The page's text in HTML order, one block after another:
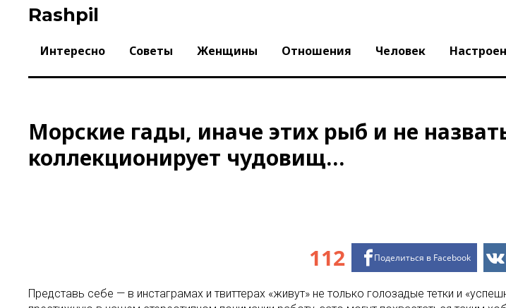
Rashpil
Интересно Советы Женщины Отношения Человек
Морские гады, иначе этих рыб и не
коллекционирует чудовищ…
112 Поделиться в Facebook
Представь себе — в инстаграмах и твиттерах «живут» не только голозадые тетки и